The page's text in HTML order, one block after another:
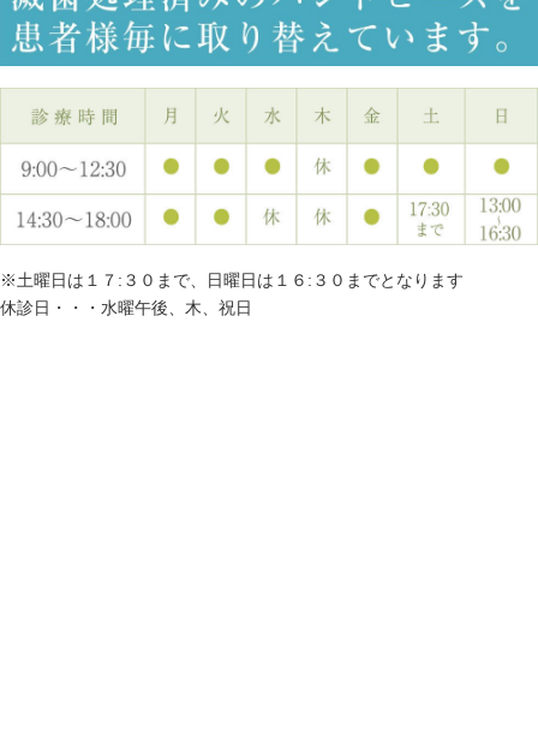
※土曜日は１７:３０まで、日曜日は１６:３０までとなります
休診日・・・水曜午後、木、祝日